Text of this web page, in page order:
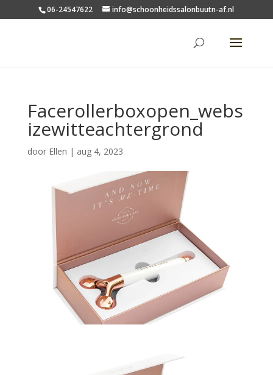
06-24547622 info@schoonheidssalonbuutn-af.nl
Facerollerboxopen_webs
izewitteachtergrond
door Ellen | aug 4, 2023